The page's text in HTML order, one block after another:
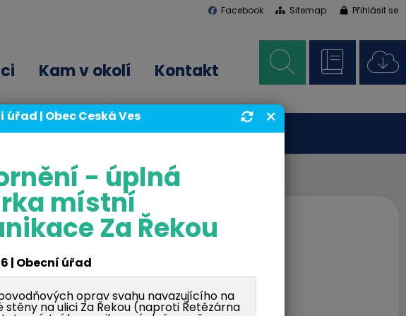
Facebook Sitemap Přihlásit se
Kam v okolí Kontakt
| Obec Česká Ves
- úplná
místní
Za Řekou
| Obecní úřad
oprav svahu navazujícího na
stěny na ulici Za Řekou (naproti Řetězárna